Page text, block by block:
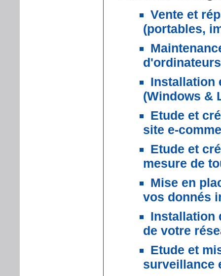
Vente et
(portables,
d'ordinateurs
Installation
(Windows &
Etude et
site e-
Etude et
mesure de
Mise en
vos donnés
Installation
de votre
Etude et
surveillance